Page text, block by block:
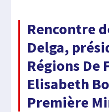
Rencontre
Delga,
Régions De
Elisabeth
Première